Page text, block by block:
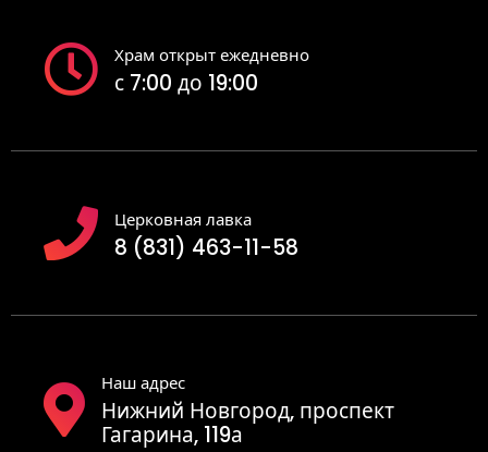
Храм открыт ежедневно
с 7:00 до 19:00
Церковная лавка
8 (831) 463-11-58
Наш адрес
Нижний Новгород, проспект
Гагарина, 119а